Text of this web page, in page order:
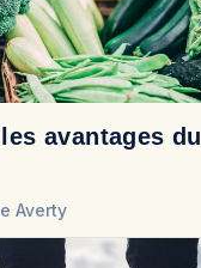
avantages du
Averty